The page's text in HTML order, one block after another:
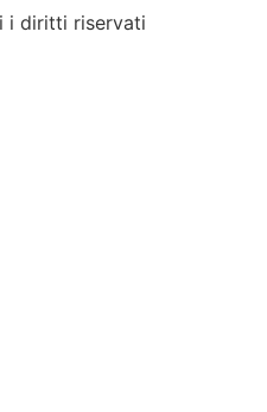
i diritti riservati